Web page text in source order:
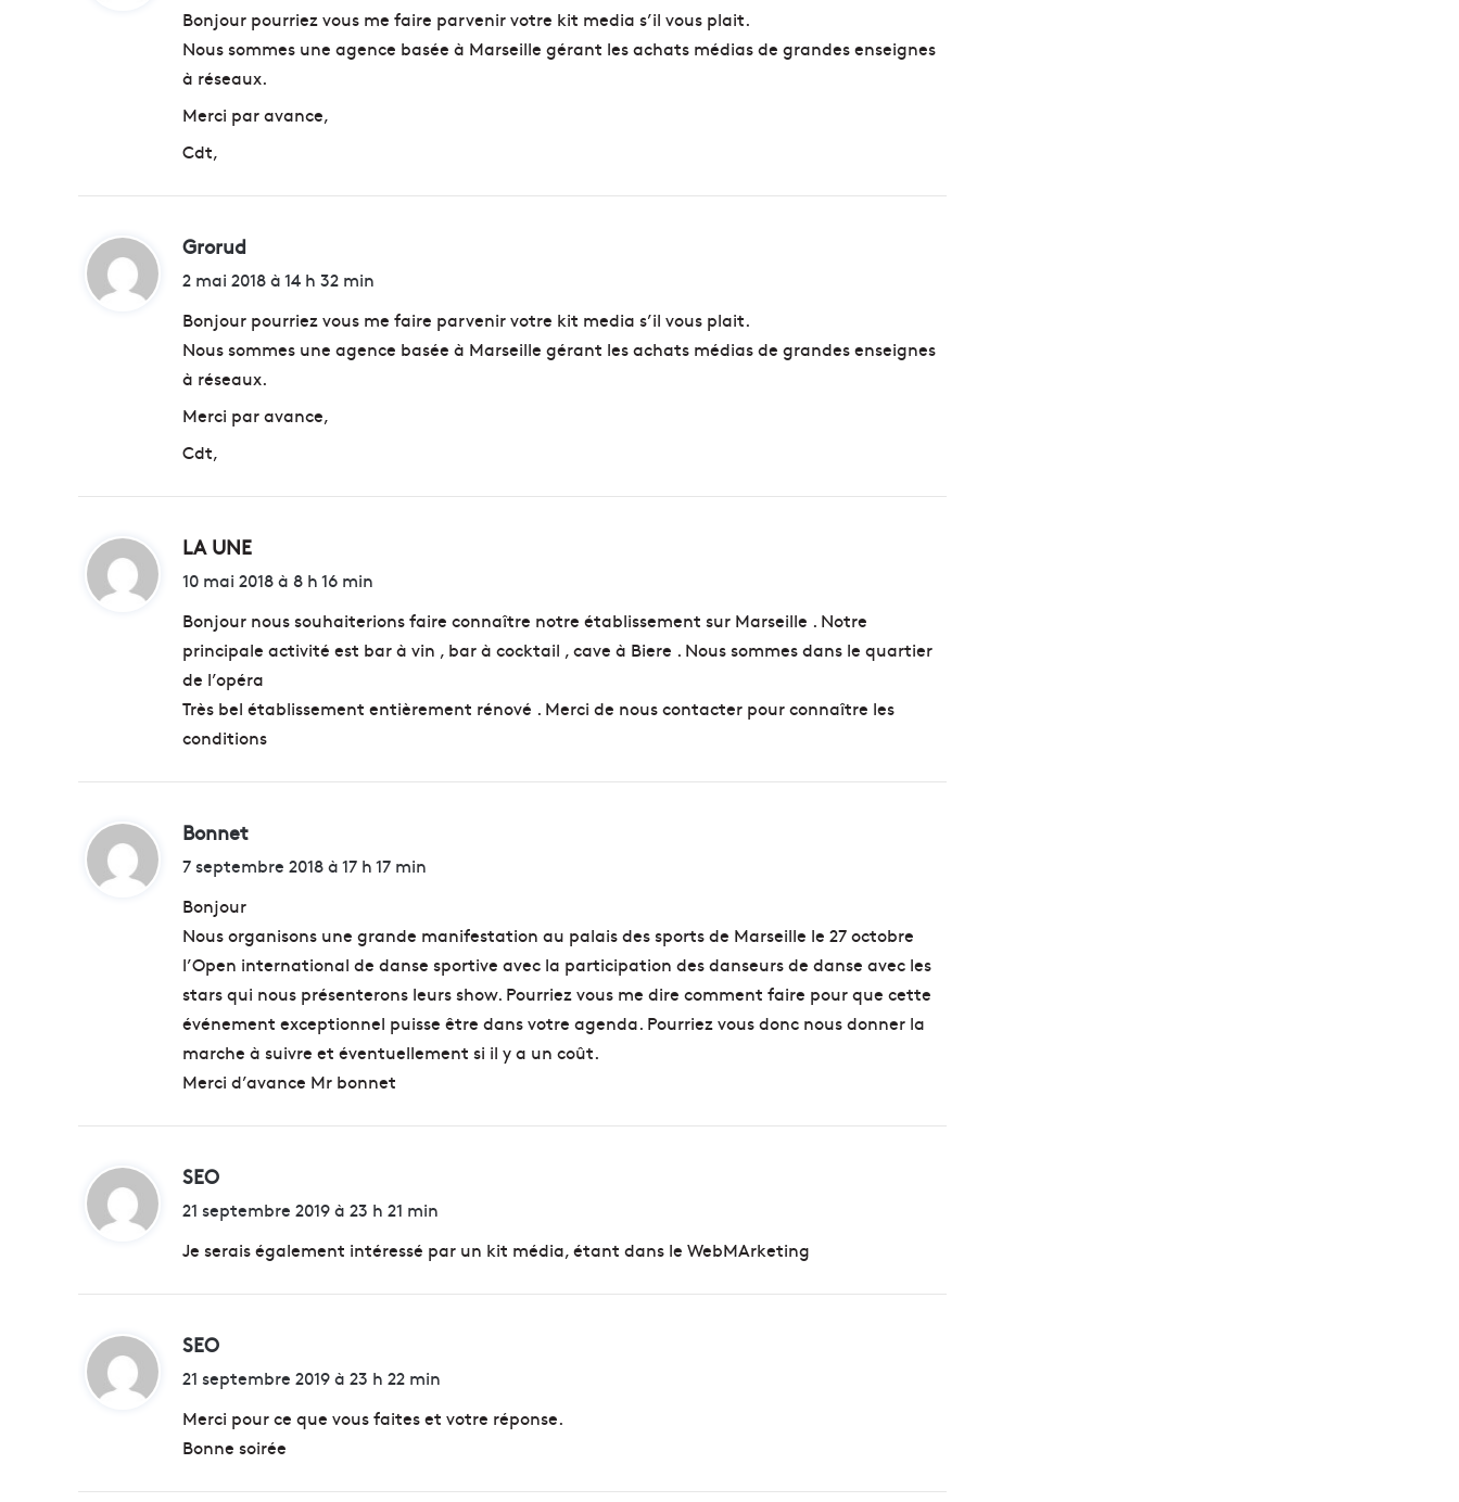
Bonjour pourriez vous me faire parvenir votre kit media s’il vous plait.
Nous sommes une agence basée à Marseille gérant les achats médias de grandes enseignes
à réseaux.
Merci par avance,
Cdt,
Grorud
i
2 mai 2018 à 14 h 32 min
Bonjour pourriez vous me faire parvenir votre kit media s’il vous plait.
Nous sommes une agence basée à Marseille gérant les achats médias de grandes enseignes
à réseaux.
Merci par avance,
Cdt,
LA UNE
i
10 mai 2018 à 8 h 16 min
Bonjour nous souhaiterions faire connaître notre établissement sur Marseille . Notre
principale activité est bar à vin , bar à cocktail , cave à Biere . Nous sommes dans le quartier
de l’opéra
Très bel établissement entièrement rénové . Merci de nous contacter pour connaître les
conditions
Bonnet
i
:
7 septembre 2018 à 17 h 17 min
Bonjour
Nous organisons une grande manifestation au palais des sports de Marseille le 27 octobre
l’Open international de danse sportive avec la participation des danseurs de danse avec les
stars qui nous présenterons leurs show. Pourriez vous me dire comment faire pour que cette
événement exceptionnel puisse être dans votre agenda. Pourriez vous donc nous donner la
marche à suivre et éventuellement si il y a un coût.
Merci d’avance Mr bonnet
SEO
i
:
21 septembre 2019 à 23 h 21 min
Je serais également intéressé par un kit média, étant dans le WebMArketing
SEO
i
21 septembre 2019 à 23 h 22 min
Merci pour ce que vous faites et votre réponse.
Bonne soirée